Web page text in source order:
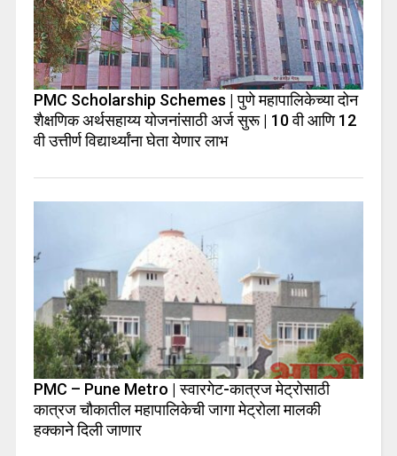
PMC Scholarship Schemes | पुणे महापालिकेच्या दोन
शैक्षणिक अर्थसहाय्य योजनांसाठी अर्ज सुरू | 10 वी आणि 12
वी उत्तीर्ण विद्यार्थ्यांना घेता येणार लाभ
PMC – Pune Metro | स्वारगेट-कात्रज मेट्रोसाठी
कात्रज चौकातील महापालिकेची जागा मेट्रोला मालकी
हक्काने दिली जाणार